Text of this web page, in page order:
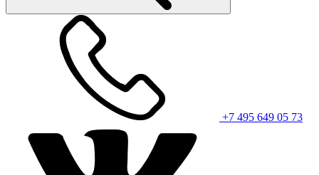
+7 495 649 05 73